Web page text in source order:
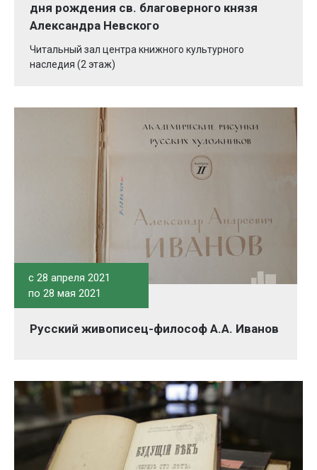
дня рождения св. благоверного князя
Александра Невского
Читальный зал центра книжного культурного
наследия (2 этаж)
c 28 апреля 2021
по 28 мая 2021
Русский живописец-философ А.А. Иванов